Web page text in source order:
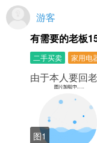
字符或版
公开显示
善，您的
修改完善
开展示（
会更新但
类别列表
游客
有需要的老板
二手买卖 家用电
由于本人要回
图1